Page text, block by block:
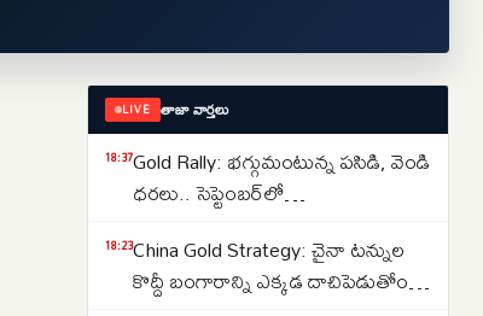
LIVE తాజా వార్తలు
18:37Gold Rally: భగ్గుమంటున్న పసిడి, వెండి
ధరలు.. సెప్టెంబర్‌లో
18:23China Gold Strategy: చైనా టన్నుల
కొద్దీ బంగారాన్ని ఎక్కడ దాచిపెడుతోందో